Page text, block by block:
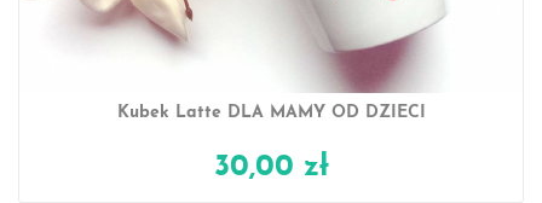
Kubek Latte DLA MAMY OD DZIECI
30,00 zł